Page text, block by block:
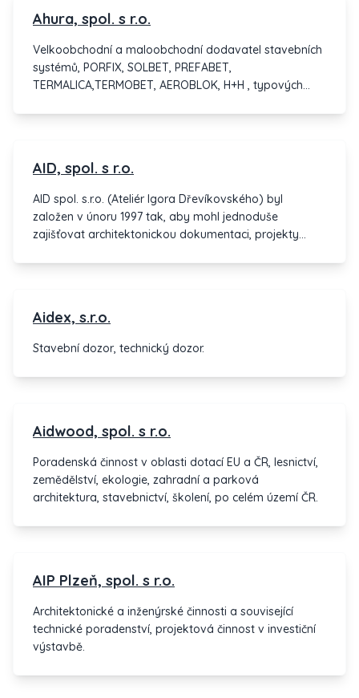
Ahura, spol. s r.o.
Velkoobchodní a maloobchodní dodavatel stavebních
systémů, PORFIX, SOLBET, PREFABET,
TERMALICA,TERMOBET, AEROBLOK, H+H , typových
AID, spol. s r.o.
AID spol. s.r.o. (Ateliér Igora Dřevíkovského) byl
založen v únoru 1997 tak, aby mohl jednoduše
zajišťovat architektonickou dokumentaci, projekty
Aidex, s.r.o.
Stavební dozor, technický dozor.
Aidwood, spol. s r.o.
Poradenská činnost v oblasti dotací EU a ČR, lesnictví,
zemědělství, ekologie, zahradní a parková
architektura, stavebnictví, školení, po celém území ČR.
AIP Plzeň, spol. s r.o.
Architektonické a inženýrské činnosti a související
technické poradenství, projektová činnost v investiční
výstavbě.